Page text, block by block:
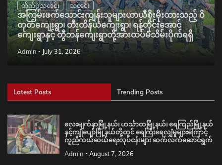
တိုက်ပွဲသတင်း သတင်း
အကြမ်းဖက်သောင်းကျန်းသူများယာယီစိုးမိုးထားသည့် ဝိ
တုတ်ကျေးရွာ၊ တီးတိန်ယံကျေးရွာ၊ ရန်တိုင်းအောင်
ကျေးရွာနှင့် တွီဘန်ကျေးရွာတို့အားထပ်မံသိမ်းပိုက်ရရှိ
Admin July 31, 2026
Latest Posts Trending Posts
လေးမျက်နှာမြို့နယ်၊ ဟင်္သာတမြို့နယ်၊ ရေကြည်မြို့နယ်
နှင့်ကျုံပျော်မြို့နယ်တို့တွင် ရေကြီးရေလျှံမှုများကြောင့်
ကူညီကယ်ဆယ်ရေးလုပ်ငန်းများ ဆက်လက်ဆောင်ရွက်
Admin August 7, 2026